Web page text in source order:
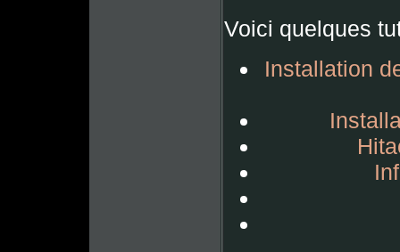
Voici quelques
Installation